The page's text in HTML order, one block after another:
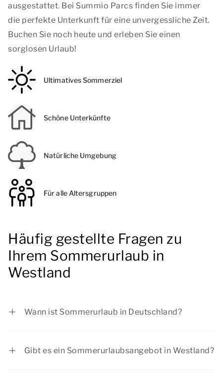
ausgestattet. Bei Summio Parcs finden Sie immer
die perfekte Unterkunft für eine unvergessliche Zeit.
Buchen Sie noch heute und erleben Sie einen
sorglosen Urlaub!
Ultimatives Sommerziel
Schöne Unterkünfte
Natürliche Umgebung
Für alle Altersgruppen
Häufig gestellte Fragen zu
Ihrem Sommerurlaub in
Westland
Wann ist Sommerurlaub in Deutschland?
Gibt es ein Sommerurlaubsangebot in Westland?